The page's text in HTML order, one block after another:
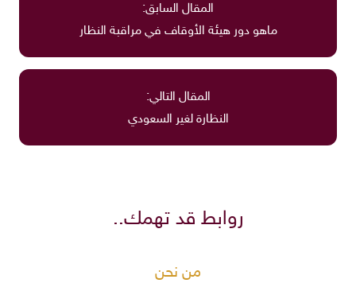
المقال السابق:
ماهو دور هيئة الأوقاف في مراقبة النظار
المقال التالي:
النظارة لغير السعودي
روابط قد تهمك..
من نحن